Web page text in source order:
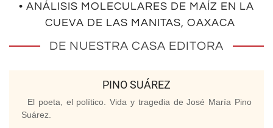
• ANÁLISIS MOLECULARES DE MAÍZ EN LA
CUEVA DE LAS MANITAS, OAXACA
DE NUESTRA CASA EDITORA
PINO SUÁREZ
El poeta, el político. Vida y tragedia de José María Pino
Suárez.